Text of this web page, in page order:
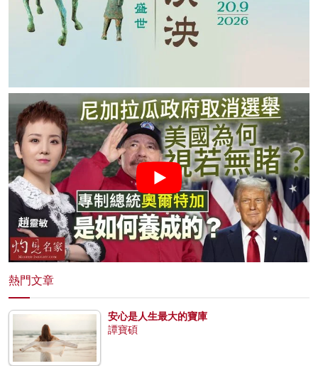
熱門文章
安心是人生最大的寶庫
譚寶碩